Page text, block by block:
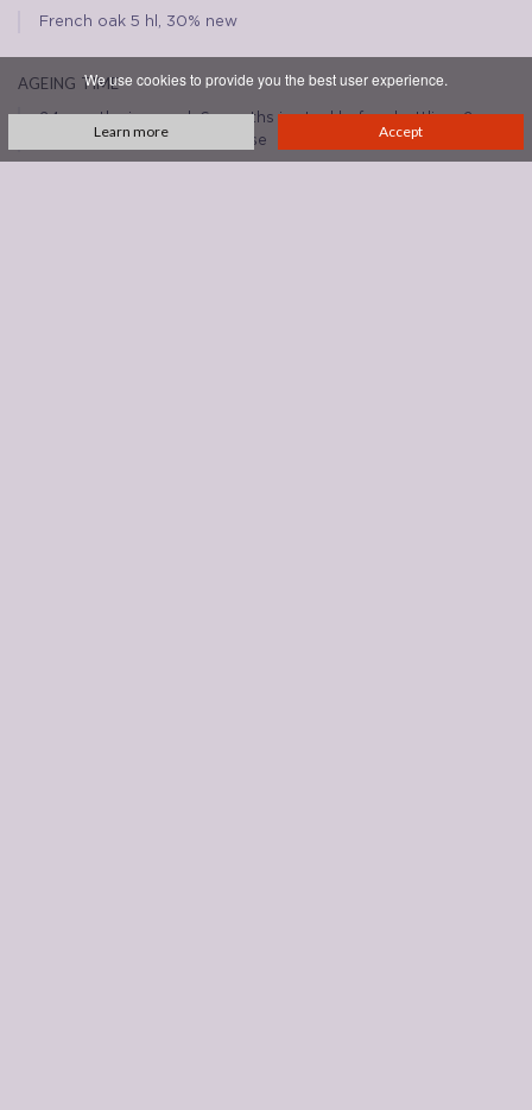
French oak 5 hl, 30% new
ageing time
24 months in wood, 6 months in steel before bottling, 2
years in bottle before release
We use cookies to provide you the best user experience.
Learn more Accept